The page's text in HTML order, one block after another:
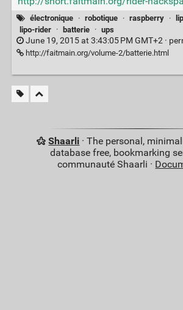
électronique · robotique · raspberry ·
lipo-rider
· batterie · ups
June 19, 2015 at 3:43:05 PM GMT+2 ·
http://faitmain.org/volume-2/batterie.html
Shaarli · The personal,
database free, bookmarking
communauté Shaarli ·